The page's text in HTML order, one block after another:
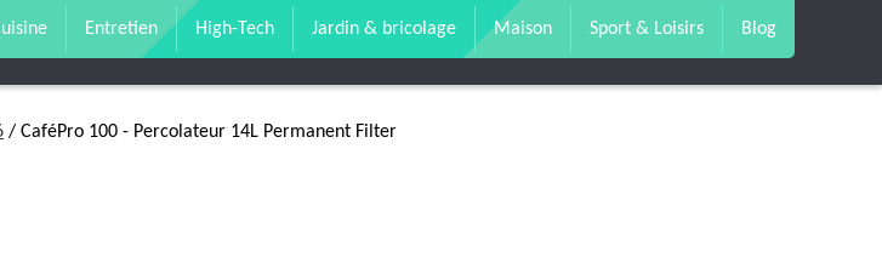
Entretien High-Tech Jardin & bricolage Maison Sport & Loisirs Blog
/ CaféPro 100 - Percolateur 14L Permanent Filter